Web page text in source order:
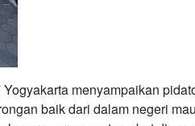
menyampaikan
baik dari dalam negeri